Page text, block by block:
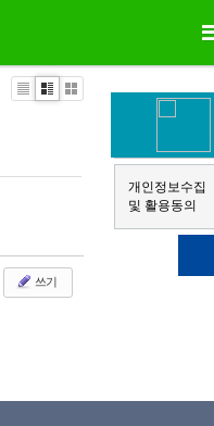
개인정보수집
및 활용동의
Li
Zi
G
쓰기